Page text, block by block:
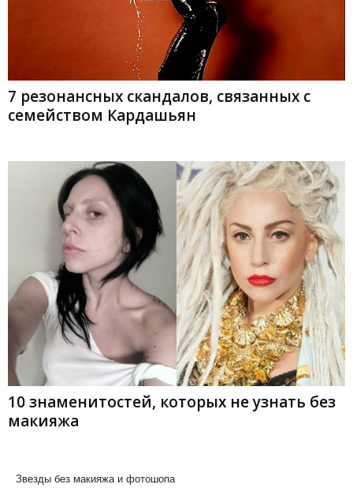
7 резонансных скандалов, связанных с
семейством Кардашьян
10 знаменитостей, которых не узнать без
макияжа
Звезды без макияжа и фотошопа